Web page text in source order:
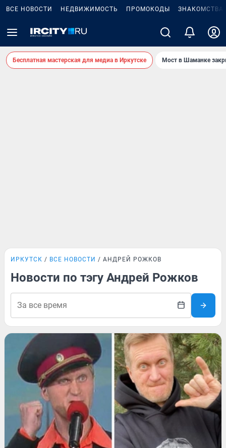
ВСЕ НОВОСТИ НЕДВИЖИМОСТЬ ПРОМОКОДЫ ЗНАКОМСТВА
Бесплатная мастерская для медиа в Иркутске Мост в Шаманке
ИРКУТСК ВСЕ НОВОСТИ АНДРЕЙ РОЖКОВ
Новости по тэгу Андрей Рожков